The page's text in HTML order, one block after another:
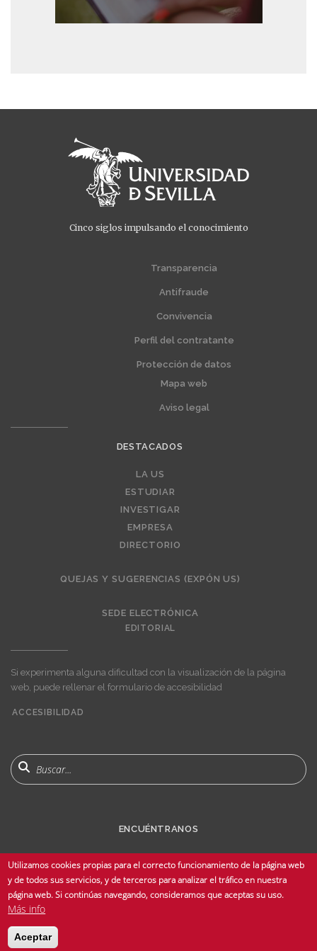
Cinco siglos impulsando el conocimiento
Transparencia
Antifraude
Convivencia
Perfil del contratante
Protección de datos
Mapa web
Aviso legal
DESTACADOS
LA US
ESTUDIAR
INVESTIGAR
EMPRESA
DIRECTORIO
QUEJAS Y SUGERENCIAS (EXPÓN US)
SEDE ELECTRÓNICA
EDITORIAL
Si experimenta alguna dificultad con la visualización de la página
web, puede rellenar el formulario de accesibilidad
menu
ACCESIBILIDAD
Buscar
ENCUÉNTRANOS
© Copyright 2025 Universidad de Sevilla - Todos los derechos reservados -
Utilizamos cookies propias para el correcto funcionamiento de la página web
y de todos sus servicios, y de terceros para analizar el tráfico en nuestra
página web. Si continúas navegando, consideramos que aceptas su uso.
Más info
Aceptar